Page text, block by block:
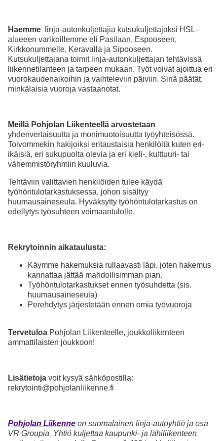
Haemme linja-autonkuljettajia kutsukuljettajaksi HSL-
alueeen varikoillemme eli Pasilaan, Espooseen,
Kirkkonummelle, Keravalla ja Sipooseen.
Kutsukuljettajana toimit linja-autonkuljettajan tehtävissä
liikennetilanteen ja tarpeen mukaan. Työt voivat ajoittua eri
vuorokaudenaikoihin ja vaihteleviin päiviin. Sinä päätät,
minkälaisia vuoroja vastaanotat.
Meillä Pohjolan Liikenteellä arvostetaan
yhdenvertaisuutta ja monimuotoisuutta työyhteisössä.
Toivommekin hakijoiksi eritaustaisia henkilöitä kuten eri-
ikäisiä, eri sukupuolta olevia ja eri kieli-, kulttuuri- tai
vähemmistöryhmiin kuuluvia.
­­Tehtäviin valittavien henkilöiden tulee käydä
työhöntulotarkastuksessa, johon sisältyy
huumausaineseula. Hyväksytty työhöntulotarkastus on
edellytys työsuhteen voimaantulolle.
Rekrytoinnin aikataulusta:
Käymme hakemuksia rullaavasti läpi, joten hakemus
kannattaa jättää mahdollisimman pian.
Työhöntulotarkastukset ennen työsuhdetta (sis.
huumausaineseula)
Perehdytys järjestetään ennen omia työvuoroja
Tervetuloa Pohjolan Liikenteelle, joukkoliikenteen
ammattilaisten joukkoon!
Lisätietoja voit kysyä sähköpostilla:
rekrytointi@pohjolanliikenne.fi
Pohjolan Liikenne on suomalainen linja-autoyhtiö ja osa
VR Groupia. Yhtiö kuljettaa kaupunki- ja lähiliikenteen